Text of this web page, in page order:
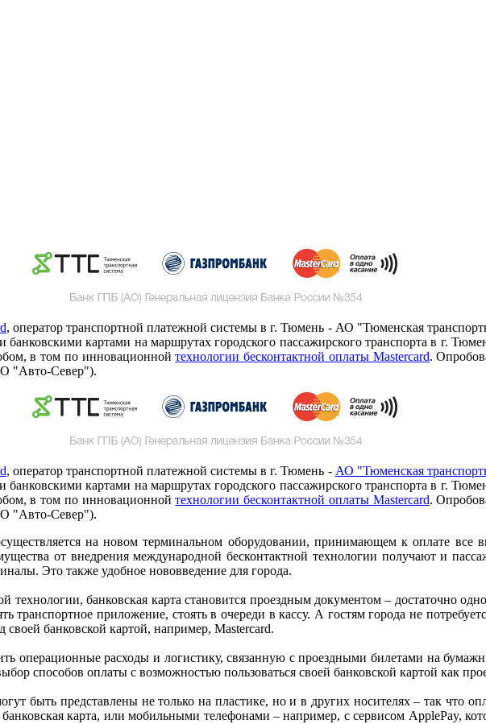
, оператор транспортной платежной системы в г. Тюмень - АО "Тюменская
банковскими картами на маршрутах городского пассажирского транспорта в г.
в том по инновационнойтехнологии бесконтактной оплаты Mastercard.
"Авто-Север").
, оператор транспортной платежной системы в г. Тюмень - АО "Тюменская
банковскими картами на маршрутах городского пассажирского транспорта в г.
в том по инновационнойтехнологии бесконтактной оплаты Mastercard.
"Авто-Север").
на новом терминальном оборудовании, принимающем к оплате
от внедрения международной бесконтактной технологии получают и
Это также удобное нововведение для города.
банковская карта становится проездным документом – достаточно
приложение, стоять в очереди в кассу. А гостям города не
своей банковской картой, например, Mastercard.
операционные расходы и логистику, связанную с проездными билетами на
способов оплаты с возможностью пользоваться своей банковской картой как
быть представлены не только на пластике, но и в других носителях – так что
карта, или мобильными телефонами – например, с сервисом ApplePay,